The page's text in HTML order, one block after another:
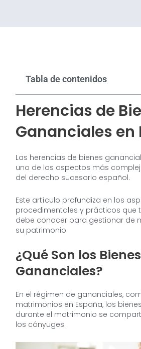
Tabla de contenidos
Herencias de
Gananciales en
Las herencias de bienes
uno de los aspectos más
del derecho sucesorio español.
Este artículo profundiza en los
procedimentales y prácticos que
debe conocer para gestionar de
su patrimonio.
¿Qué Son los Bienes
Gananciales?
En el régimen de gananciales,
matrimonios en España, los
durante el matrimonio se
los cónyuges.